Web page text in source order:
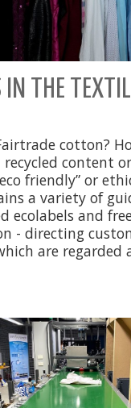
IN THE
cotton?
content
friendly” or
a variety of
ecolabels and
- directing
are regarded